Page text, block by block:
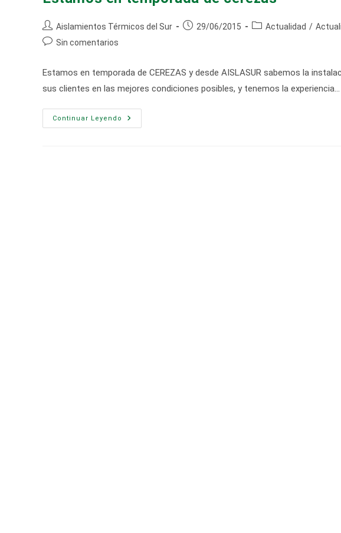
Autor
de
Aislamientos Térmicos del Sur
Publicación
29/06/2015
Categoría
Actualidad /
Comentarios
entrada:
Sin comentarios
Estamos en temporada de CEREZAS y desde AISLASUR sabemos la
sus clientes en las mejores condiciones posibles, y tenemos la experiencia…
Continuar Leyendo
Estamos
En